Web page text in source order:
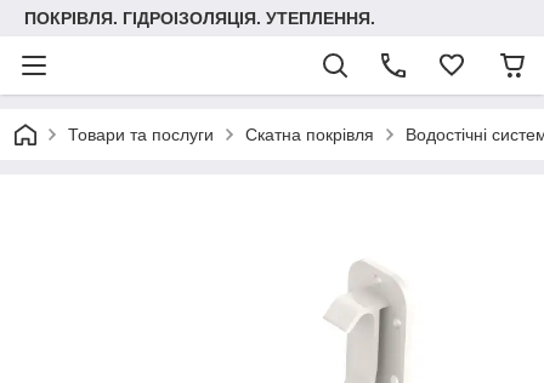
ПОКРІВЛЯ. ГІДРОІЗОЛЯЦІЯ. УТЕПЛЕННЯ.
Товари та послуги Скатна покрівля Водостічні